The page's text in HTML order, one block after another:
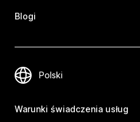
Blogi
Warunki świadczenia usług